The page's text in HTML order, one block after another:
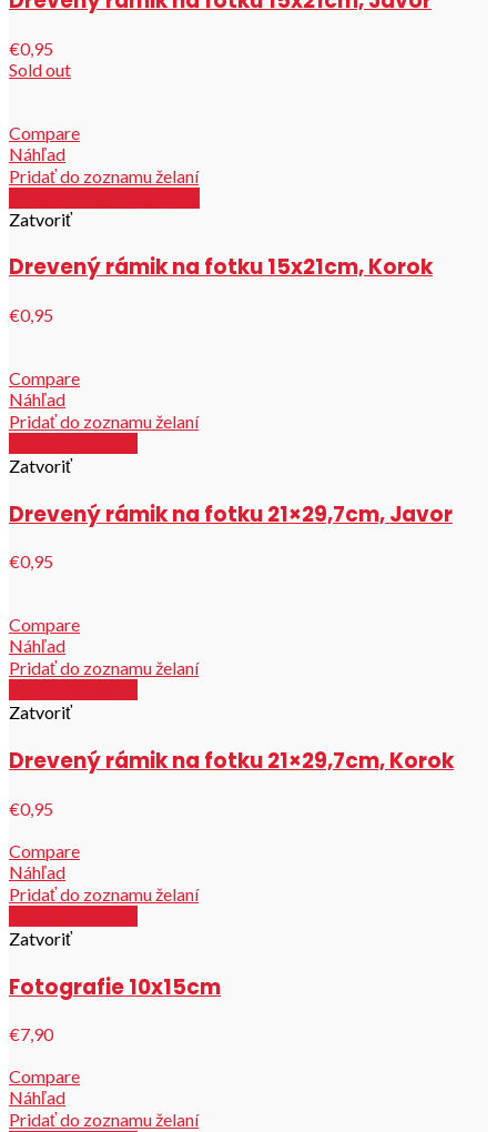
€0,95
Sold out
Compare
Náhľad
Pridať do zoznamu želaní
Zatvoriť
Drevený rámik na fotku 15x21cm, Korok
€0,95
Compare
Náhľad
Pridať do zoznamu želaní
Zatvoriť
Drevený rámik na fotku 21×29,7cm, Javor
€0,95
Compare
Náhľad
Pridať do zoznamu želaní
Zatvoriť
Drevený rámik na fotku 21×29,7cm, Korok
€0,95
Compare
Náhľad
Pridať do zoznamu želaní
Zatvoriť
Fotografie 10x15cm
€7,90
Compare
Náhľad
Pridať do zoznamu želaní